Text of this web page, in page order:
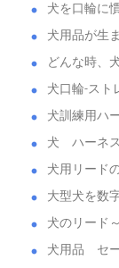
犬を口輪に
犬用品が生
どんな時、
犬口輪-スト
犬訓練用ハ
犬 ハーネ
犬用リード
大型犬を数
犬のリード
犬用品 セ